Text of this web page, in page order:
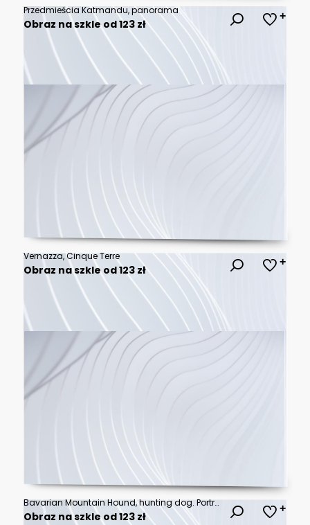
Przedmieścia Katmandu, panorama
Obraz na szkle od 123 zł
Vernazza, Cinque Terre
Obraz na szkle od 123 zł
Bavarian Mountain Hound, hunting dog. Portrait with clear details
Obraz na szkle od 123 zł